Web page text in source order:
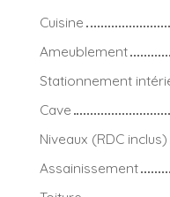
Cuisine
Ameublement
Stationnement
Cave
Niveaux (RDC inclus)
Assainissement